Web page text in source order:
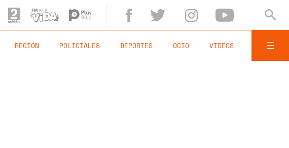
REGIÓN POLICIALES DEPORTES OCIO VIDEOS